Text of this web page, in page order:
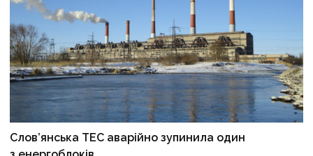
Слов’янська ТЕС аварійно зупинила один